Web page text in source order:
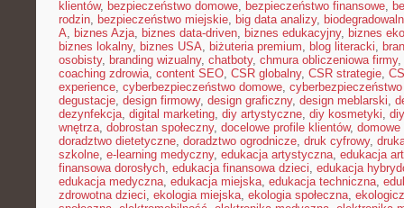
klientów, bezpieczeństwo domowe, bezpieczeństwo finansowe,
rodzin, bezpieczeństwo miejskie, big data analizy,
A, biznes Azja, biznes data-driven, biznes edukacyjny, biznes
biznes lokalny, biznes USA, biżuteria premium, blog literacki,
osobisty, branding wizualny, chatboty, chmura obliczeniowa firmy,
coaching zdrowia, content SEO, CSR globalny, CSR strategie,
experience, cyberbezpieczeństwo domowe,
degustacje, design firmowy, design graficzny, design meblarski,
dezynfekcja, digital marketing, diy artystyczne, diy kosmetyki,
wnętrza, dobrostan społeczny, docelowe profile klientów,
doradztwo dietetyczne, doradztwo ogrodnicze, druk cyfrowy,
szkolne, e-learning medyczny, edukacja artystyczna, edukacja
finansowa dorosłych, edukacja finansowa dzieci, edukacja
edukacja medyczna, edukacja miejska, edukacja techniczna,
zdrowotna dzieci, ekologia miejska, ekologia społeczna,